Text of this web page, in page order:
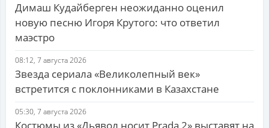
Димаш Кудайберген неожиданно оценил
новую песню Игоря Крутого: что ответил
маэстро
08:12, 7 августа 2026
Звезда сериала «Великолепный век»
встретится с поклонниками в Казахстане
05:30, 7 августа 2026